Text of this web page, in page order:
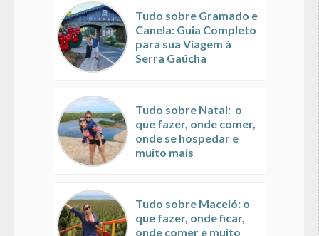
Tudo sobre Gramado e
Canela: Guia Completo
para sua Viagem à
Serra Gaúcha
Tudo sobre Natal: o
que fazer, onde comer,
onde se hospedar e
muito mais
Tudo sobre Maceió: o
que fazer, onde ficar,
onde comer e muito